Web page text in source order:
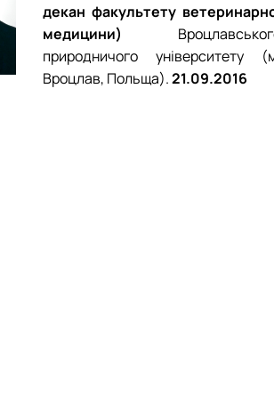
декан факультету
медицини)
природничого університету
Вроцлав, Польща).21.09.2016